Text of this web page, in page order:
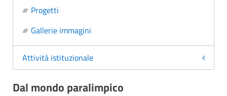
Progetti
Gallerie immagini
Attività istituzionale
Dal mondo paralimpico